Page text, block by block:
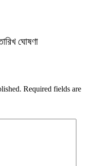
ঘোষণা
Required fields are